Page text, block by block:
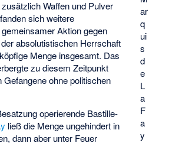
ar
q
ui
s
d
e
L
a
F
a
y
Waffen und Pulver
sich weitere
Aktion gegen
absolutistischen Herrschaft
Menge insgesamt. Das
zu diesem Zeitpunkt
Gefangene ohne politischen
operierende Bastille-
ließ die Menge ungehindert in
dann aber unter Feuer